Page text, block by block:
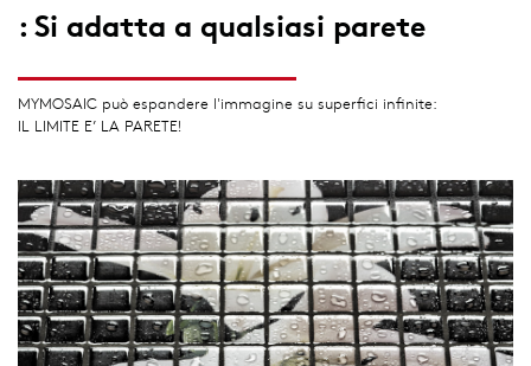
: Si adatta a qualsiasi parete
MYMOSAIC può espandere l'immagine su superfici infinite:
IL LIMITE E’ LA PARETE!